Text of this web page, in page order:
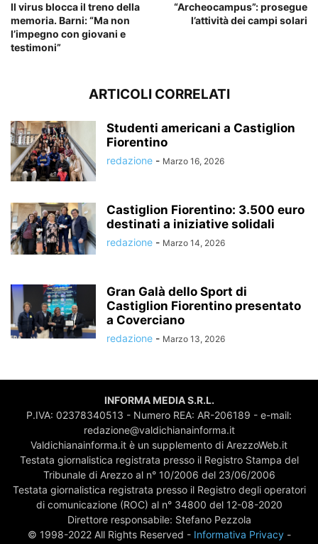
Il virus blocca il treno della
memoria. Barni: “Ma non
l’impegno con giovani e
testimoni”
“Archeocampus”: prosegue
l’attività dei campi solari
ARTICOLI CORRELATI
Studenti americani a Castiglion
Fiorentino
redazione - Marzo 16, 2026
Castiglion Fiorentino: 3.500 euro
destinati a iniziative solidali
redazione - Marzo 14, 2026
Gran Galà dello Sport di
Castiglion Fiorentino presentato
a Coverciano
redazione - Marzo 13, 2026
INFORMA MEDIA S.R.L.
P.IVA: 02378340513 - Numero REA: AR-206189 - e-mail:
redazione@valdichianainforma.it
Valdichianainforma.it è un supplemento di ArezzoWeb.it
Testata giornalistica registrata presso il Registro Stampa del
Tribunale di Arezzo al n° 10/2006 del 23/06/2006
Testata giornalistica registrata presso il Registro degli operatori
di comunicazione (ROC) al n° 34800 del 12-08-2020
Direttore responsabile: Stefano Pezzola
© 1998-2022 All Rights Reserved - Informativa Privacy-